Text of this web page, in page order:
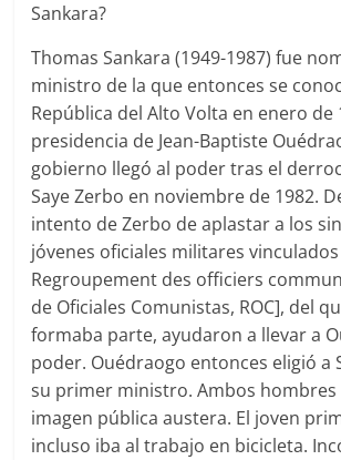
Sankara?
Thomas Sankara (1949-1987) fue
ministro de la que entonces se
República del Alto Volta en enero de
presidencia de Jean-Baptiste
gobierno llegó al poder tras el
Saye Zerbo en noviembre de 1982.
intento de Zerbo de aplastar a los
jóvenes oficiales militares
Regroupement des officiers
de Oficiales Comunistas, ROC], del
formaba parte, ayudaron a llevar a
poder. Ouédraogo entonces eligió a
su primer ministro. Ambos
imagen pública austera. El joven
incluso iba al trabajo en bicicleta.